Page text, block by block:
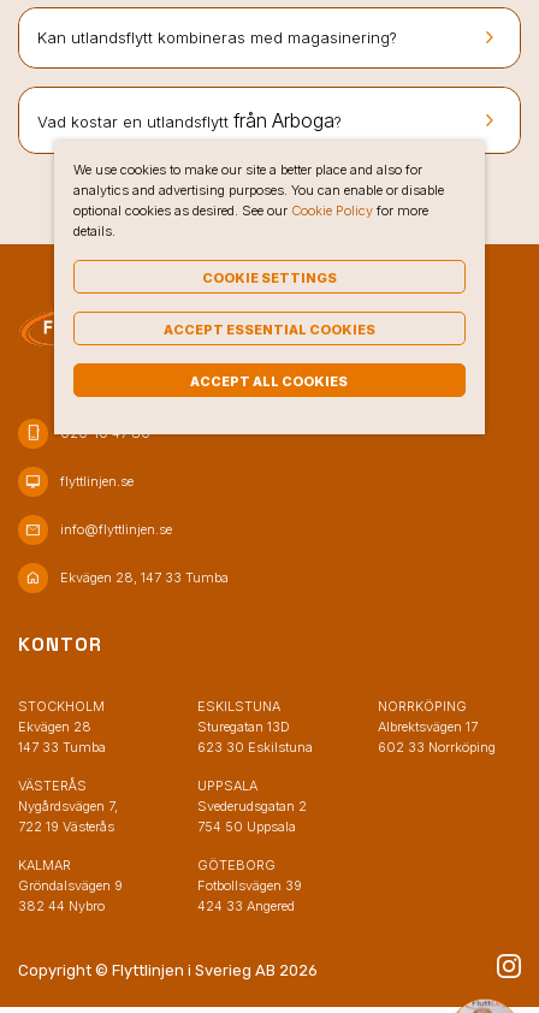
keyboard_arrow_right
Kan utlandsflytt kombineras med magasinering?
keyboard_arrow_right
Vad kostar en utlandsflytt från Arboga?
phone_iphone 020-10 47 80
desktop_mac flyttlinjen.se
mail info@flyttlinjen.se
home Ekvägen 28, 147 33 Tumba
KONTOR
STOCKHOLM
Ekvägen 28
147 33 Tumba
VÄSTERÅS
Nygårdsvägen 7,
722 19 Västerås
KALMAR
Gröndalsvägen 9
382 44 Nybro
ESKILSTUNA
Sturegatan 13D
623 30 Eskilstuna
UPPSALA
Svederudsgatan 2
754 50 Uppsala
GÖTEBORG
Fotbollsvägen 39
424 33 Angered
NORRKÖPING
Albrektsvägen 17
602 33 Norrköping
Copyright © Flyttlinjen i Sverieg AB 2026
We use cookies to make our site a better place and also for
analytics and advertising purposes. You can enable or disable
optional cookies as desired. See our Cookie Policyfor more
details.
COOKIE SETTINGS
ACCEPT ESSENTIAL COOKIES
ACCEPT ALL COOKIES